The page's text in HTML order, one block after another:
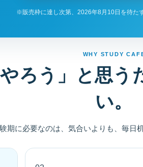
※販売枠に達し次第、2026年8月10日を待た
WHY STUDY
ろう」と思う
い。
期に必要なのは、気合いよりも、毎日